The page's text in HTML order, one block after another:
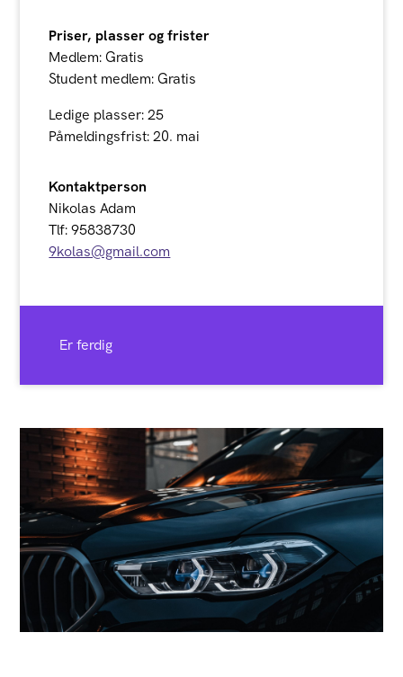
Priser, plasser og frister
Medlem: Gratis
Student medlem: Gratis
Ledige plasser: 25
Påmeldingsfrist: 20. mai
Kontaktperson
Nikolas Adam
Tlf: 95838730
9kolas@gmail.com
Er ferdig